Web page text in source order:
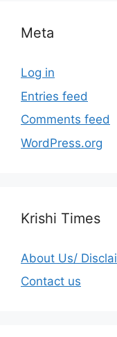
Meta
Log in
Entries feed
Comments feed
WordPress.org
Krishi Times
About Us/
Contact us